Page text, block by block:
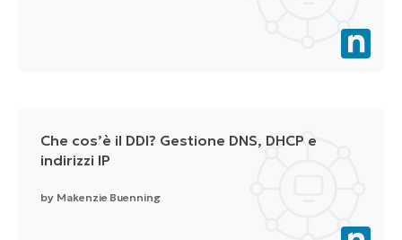
Che cos’è il DDI? Gestione DNS, DHCP e
indirizzi IP
by Makenzie Buenning